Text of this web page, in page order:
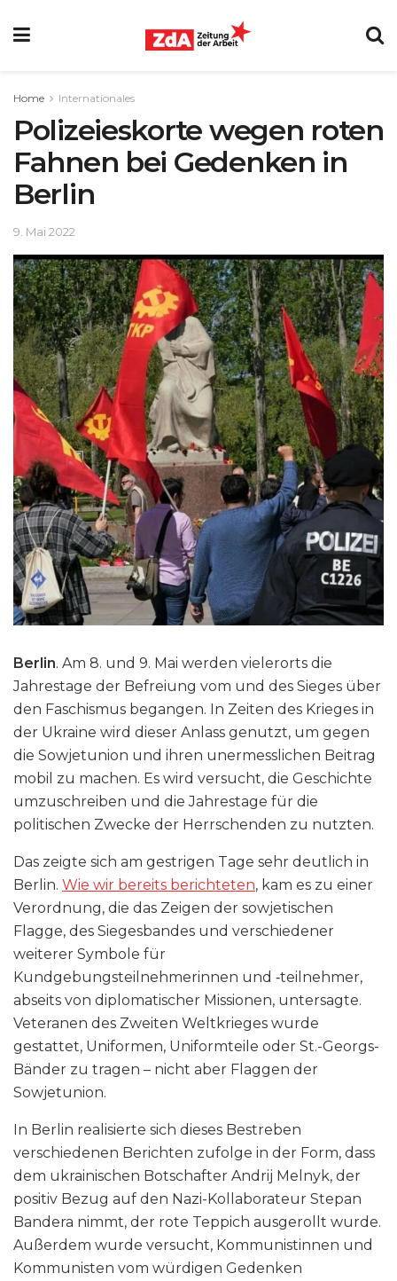
Home Internationales
Polizeieskorte wegen roten
Fahnen bei Gedenken in
Berlin
9. Mai 2022
Berlin. Am 8. und 9. Mai werden vielerorts die
Jahrestage der Befreiung vom und des Sieges über
den Faschismus begangen. In Zeiten des Krieges in
der Ukraine wird dieser Anlass genutzt, um gegen
die Sowjetunion und ihren unermesslichen Beitrag
mobil zu machen. Es wird versucht, die Geschichte
umzuschreiben und die Jahrestage für die
politischen Zwecke der Herrschenden zu nutzten.
Das zeigte sich am gestrigen Tage sehr deutlich in
Berlin. Wie wir bereits berichteten, kam es zu einer
Verordnung, die das Zeigen der sowjetischen
Flagge, des Siegesbandes und verschiedener
weiterer Symbole für
Kundgebungsteilnehmerinnen und ‑teilnehmer,
abseits von diplomatischer Missionen, untersagte.
Veteranen des Zweiten Weltkrieges wurde
gestattet, Uniformen, Uniformteile oder St.-Georgs-
Bänder zu tragen – nicht aber Flaggen der
Sowjetunion.
In Berlin realisierte sich dieses Bestreben
verschiedenen Berichten zufolge in der Form, dass
dem ukrainischen Botschafter Andrij Melnyk, der
positiv Bezug auf den Nazi-Kollaborateur Stepan
Bandera nimmt, der rote Teppich ausgerollt wurde.
Außerdem wurde versucht, Kommunistinnen und
Kommunisten vom würdigen Gedenken